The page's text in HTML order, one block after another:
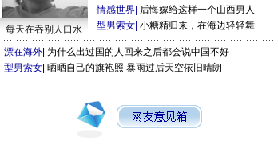
每天在吞别人口水
情感世界 后悔嫁给这样一个山西男人
型男索女 小糖精归来，在海边轻轻舞
漂在海外 为什么出过国的人回来之后都会说中国不好
型男索女 晒晒自己的旗袍照 暴雨过后天空依旧晴朗